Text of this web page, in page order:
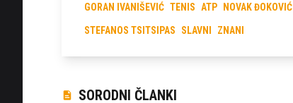
GORAN IVANIŠEVIĆ TENIS ATP NOVAK ĐOKOVIĆ
STEFANOS TSITSIPAS SLAVNI ZNANI
SORODNI ČLANKI